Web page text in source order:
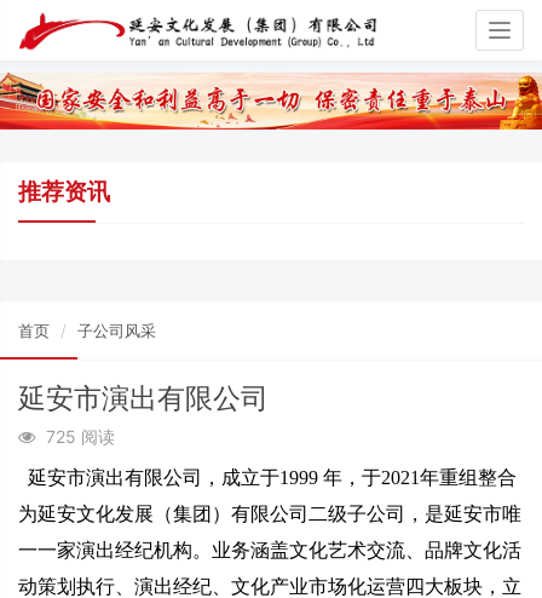
推荐资讯
首页 子公司风采
延安市演出有限公司
725 阅读
延安市演出有限公司，成立于1999 年，于2021年重组整合
为延安文化发展（集团）有限公司二级子公司，是延安市唯
一一家演出经纪机构。业务涵盖文化艺术交流、品牌文化活
动策划执行、演出经纪、文化产业市场化运营四大板块，立